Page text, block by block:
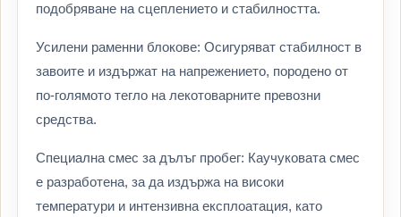
подобряване на сцеплението и стабилността.
Усилени раменни блокове: Осигуряват стабилност в
завоите и издържат на напрежението, породено от
по-голямото тегло на лекотоварните превозни
средства.
Специална смес за дълъг пробег: Каучуковата смес
е разработена, за да издържа на високи
температури и интензивна експлоатация, като